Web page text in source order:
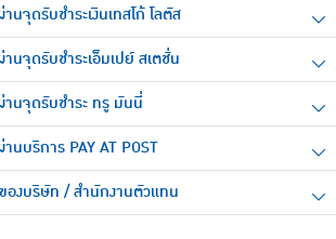
นจุดรับชำระเงินเทสโก้ โลตัส
านจุดรับชำระเอ็มเปย์ สเตชั่น
านจุดรับชำระ ทรู มันนี่
านบริการ PAY AT POST
องบริษัท / สำนักงานตัวแทน